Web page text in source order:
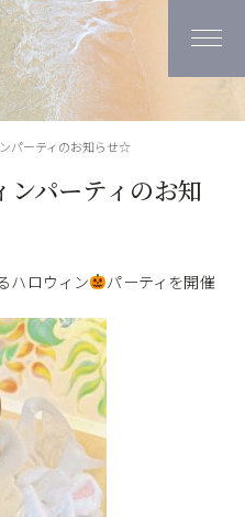
パーティのお知らせ☆
パーティのお知
ハロウィン
パーティを開催